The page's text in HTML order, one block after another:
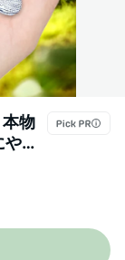
物
ん
動
り